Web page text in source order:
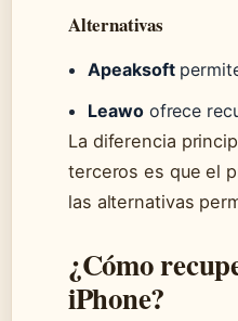
Alternativas
Apeaksoft
Leawoofrece
La diferencia
terceros es que el
las alternativas
¿Cómo
iPhone?